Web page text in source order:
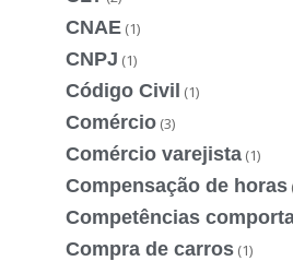
CNAE (1)
CNPJ (1)
Código Civil (1)
Comércio (3)
Comércio varejista (1)
Compensação de horas
Competências
Compra de carros (1)